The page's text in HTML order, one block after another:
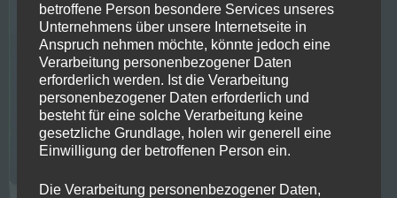
betroffene Person besondere Services unseres
Unternehmens über unsere Internetseite in
Anspruch nehmen möchte, könnte jedoch eine
Verarbeitung personenbezogener Daten
erforderlich werden. Ist die Verarbeitung
personenbezogener Daten erforderlich und
besteht für eine solche Verarbeitung keine
gesetzliche Grundlage, holen wir generell eine
Einwilligung der betroffenen Person ein.
Die Verarbeitung personenbezogener Daten,